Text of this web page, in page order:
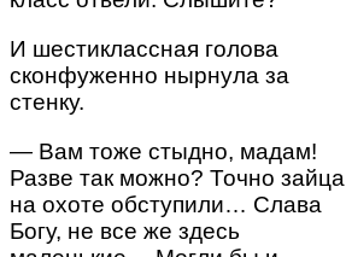
И шестиклассная голова
сконфуженно нырнула за
стенку.
— Вам тоже стыдно, мадам!
Разве так можно? Точно зайца
на охоте обступили… Слава
Богу, не все же здесь